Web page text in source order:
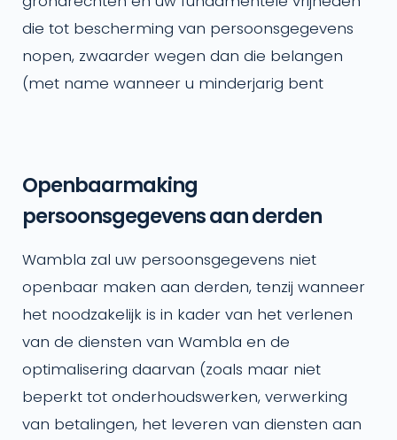
die tot bescherming van persoonsgegevens
nopen, zwaarder wegen dan die belangen
(met name wanneer u minderjarig bent
Openbaarmaking
persoonsgegevens aan derden
Wambla zal uw persoonsgegevens niet
openbaar maken aan derden, tenzij wanneer
het noodzakelijk is in kader van het verlenen
van de diensten van Wambla en de
optimalisering daarvan (zoals maar niet
beperkt tot onderhoudswerken, verwerking
van betalingen, het leveren van diensten aan